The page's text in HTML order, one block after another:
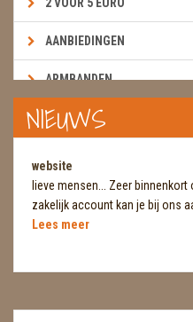
AANBIEDINGEN
ARMBANDEN
BOEKEN & KAARTEN
BROEKZAKSTENEN
CADEAUBONNEN
DIERTJES
DIVERSE
NIEUWS
website
lieve mensen... Zeer
zakelijk account kan je bij ons
Lees meer